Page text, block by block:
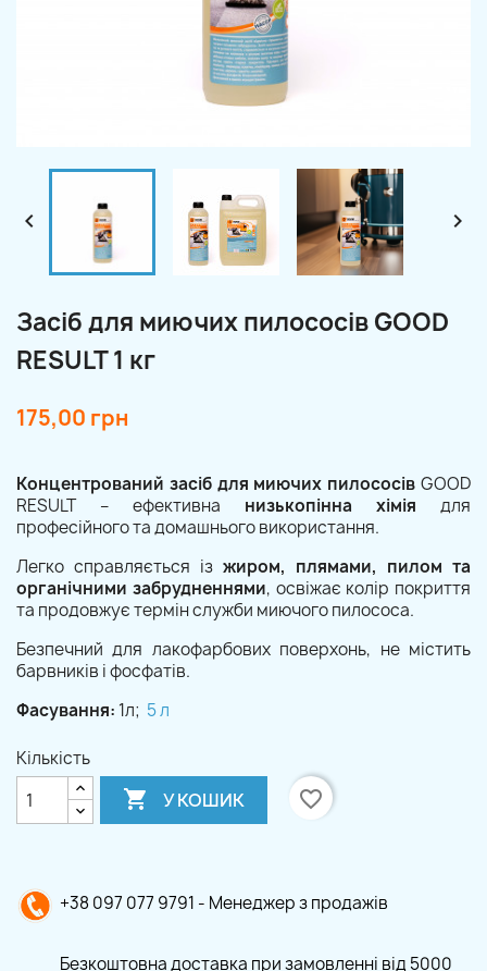
 
Засіб для миючих пилососів GOOD
RESULT 1 кг
175,00 грн
Концентрований засіб для миючих пилососів GOOD
RESULT – ефективна низькопінна хімія для
професійного та домашнього використання.
Легко справляється із жиром, плямами, пилом та
органічними забрудненнями, освіжає колір покриття
та продовжує термін служби миючого пилососа.
Безпечний для лакофарбових поверхонь, не містить
барвників і фосфатів.
Фасування: 1л; 5 л
Кількість
 У КОШИК favorite_border
+38 097 077 9791 - Менеджер з продажів
Безкоштовна доставка при замовленні від 5000